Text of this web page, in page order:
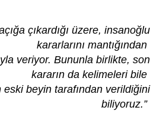
çıkardığı üzere, insanoğlu
kararlarını mantığından
veriyor. Bununla birlikte, son
kararın da kelimeleri bile
eski beyin tarafından verildiğini
biliyoruz.”